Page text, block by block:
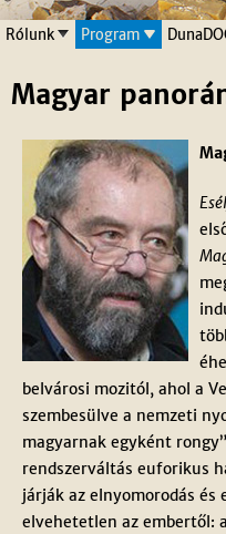
Magyar
belvárosi mozitól, ahol a
szembesülve a nemzeti
magyarnak egyként
rendszerváltás euforikus
járják az elnyomorodás
elvehetetlen az embertől:
Rólunk Program